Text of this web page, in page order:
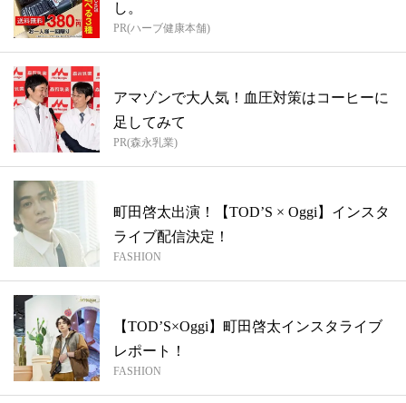
し。
PR(ハーブ健康本舗)
アマゾンで大人気！血圧対策はコーヒーに
足してみて
PR(森永乳業)
町田啓太出演！【TOD’S × Oggi】インスタ
ライブ配信決定！
FASHION
【TOD’S×Oggi】町田啓太インスタライブ
レポート！
FASHION